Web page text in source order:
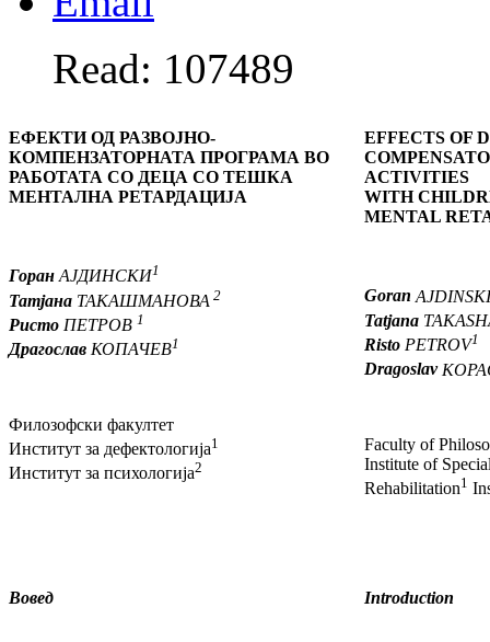
Read: 107489
ЕФЕКТИОД РАЗВОЈНО-
КОМПЕНЗАТОРНАТА ПРОГРАМА ВО
РАБОТАТА СО ДЕЦА СО ТЕШКА
МЕНТАЛНА РЕТАРДАЦИЈА
ГоранАЈДИНСКИ1
Татјана ТАКАШМАНОВА 2
Ристо ПЕТРОВ 1
Драгослав КОПАЧЕВ1
Филозофски факултет
Институт за дефектологија1
Институт за психологија2
EFFECTS OF
ACTIVITIES
WITH
MENTAL
Goran AJDINSKI
Tatjana
Risto PETROV1
Dragoslav
Faculty of
Institute of
Rehabilitation1
Вовед Introduction